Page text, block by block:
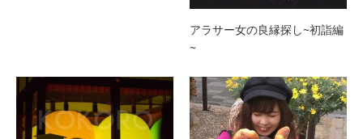
アラサー女の良縁探し~初詣編
~